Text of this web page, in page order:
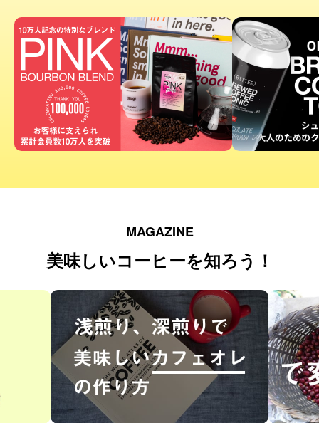
MAGAZINE
美味しいコーヒーを知ろう！